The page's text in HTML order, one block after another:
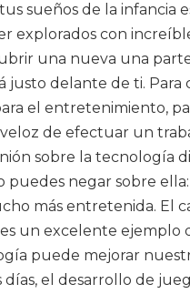
sueños de la infancia
explorados con
una nueva una
justo delante de ti. Para
el entretenimiento,
de efectuar un
sobre la tecnología
puedes negar sobre
más entretenida. El
es un excelente ejemplo
puede mejorar
el desarrollo de